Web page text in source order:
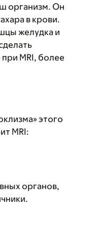
организм. Он
в крови.
желудка и
MRI, более
этого
MRI:
органов,